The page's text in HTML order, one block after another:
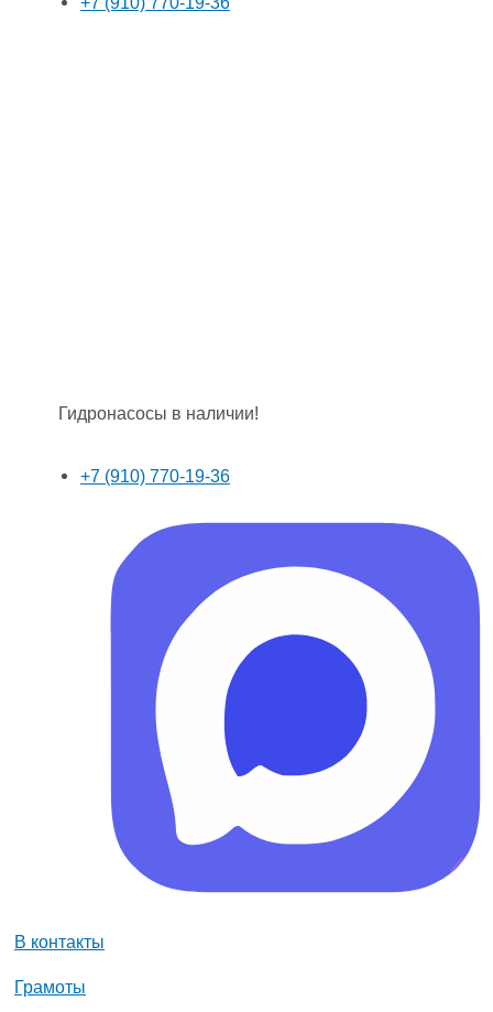
Гидронасосы в наличии!
+7 (910) 770-19-36
В контакты
Грамоты